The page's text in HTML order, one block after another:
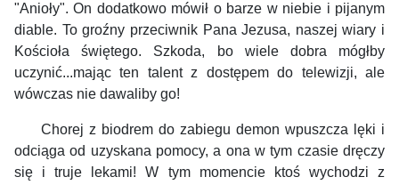
"Anioły". On dodatkowo mówił o barze w niebie i pijanym
diable. To groźny przeciwnik Pana Jezusa, naszej wiary i
Kościoła świętego. Szkoda, bo wiele dobra mógłby
uczynić...mając ten talent z dostępem do telewizji, ale
wówczas nie dawaliby go!
Chorej z biodrem do zabiegu demon wpuszcza lęki i
odciąga od uzyskana pomocy, a ona w tym czasie dręczy
się i truje lekami! W tym momencie ktoś wychodzi z